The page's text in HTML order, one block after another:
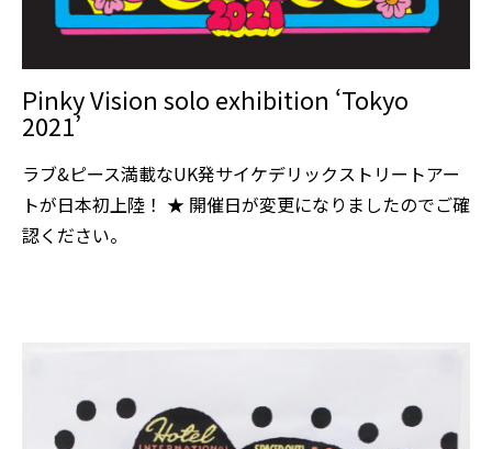
Pinky Vision solo exhibition ‘Tokyo
2021’
ラブ&ピース満載なUK発サイケデリックストリートアー
トが日本初上陸！ ★ 開催日が変更になりましたのでご確
認ください。